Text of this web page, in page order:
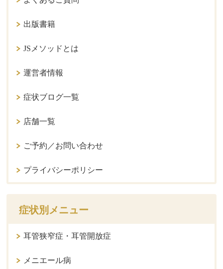
出版書籍
JSメソッドとは
運営者情報
症状ブログ一覧
店舗一覧
ご予約／お問い合わせ
プライバシーポリシー
症状別メニュー
耳管狭窄症・耳管開放症
メニエール病